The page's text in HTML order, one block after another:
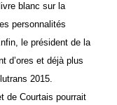
blanc sur la
personnalités
le président de la
d’ores et déjà plus
2015.
de Courtais pourrait